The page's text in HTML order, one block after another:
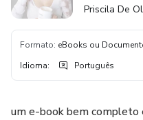
Priscila De
Formato: eBooks ou
Idioma: Português
um e-book bem completo